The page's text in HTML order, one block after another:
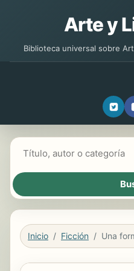
Arte y
Biblioteca universal sobre
Inicio Ficción Una